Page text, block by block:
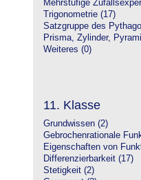
Mehrstufige
Trigonometrie (17)
Satzgruppe des
Prisma, Zylinder,
Weiteres (0)
11. Klasse
Grundwissen (2)
Gebrochenrationale
Eigenschaften von
Differenzierbarkeit (17)
Stetigkeit (2)